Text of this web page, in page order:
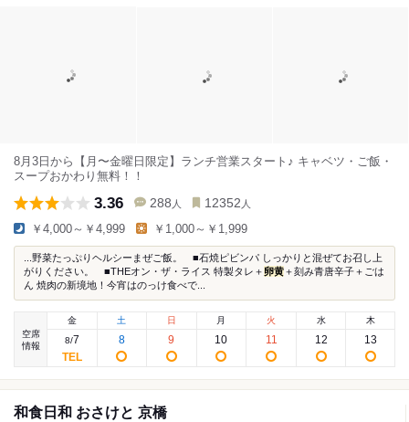
8月3日から【月〜金曜日限定】ランチ営業スタート♪ キャベツ・ご飯・
スープおかわり無料！！
3.36 288 人 12352 人
￥4,000～￥4,999 ￥1,000～￥1,999
...野菜たっぷりヘルシーまぜご飯。 ■石焼ピビンパ しっかりと混ぜてお召し上
がりください。 ■THEオン・ザ・ライス 特製タレ＋卵黄＋刻み青唐辛子＋ごは
ん 焼肉の新境地！今宵はのっけ食べで...
空席
情報
金
8/7
土
8
日
9
月
10
火
11
水
12
木
13
和食日和 おさけと 京橋